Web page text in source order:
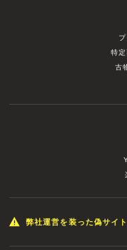
特
古
弊社運営を装った偽サイ